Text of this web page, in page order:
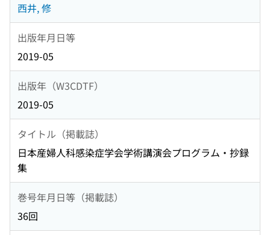
西井, 修
出版年月日等
2019-05
出版年（W3CDTF）
2019-05
タイトル（掲載誌）
日本産婦人科感染症学会学術講演会プログラム・抄録
集
巻号年月日等（掲載誌）
36回